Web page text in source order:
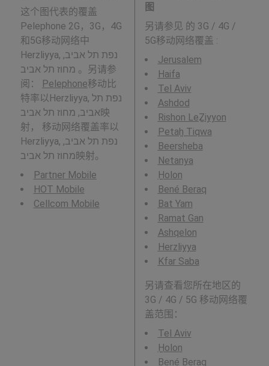
这个图代表的覆盖
Pelephone 2G，3G，4G
和5G移动网络中
Herzliyya, נפת תל אביב,
מחוז תל אביב 。另请参
阅：
Pelephone移动比
特率以Herzliyya, נפת תל
אביב, מחוז תל אביב映
射， 移动网络覆盖率以
Herzliyya, נפת תל אביב,
מחוז תל אביב映射。
Partner Mobile
HOT Mobile
Cellcom Mobile
图
另请参见 的 3G / 4G /
5G移动网络覆盖 :
Jerusalem
Haifa
Tel Aviv
Ashdod
Rishon LeẔiyyon
Petaẖ Tiqwa
Beersheba
Netanya
H̱olon
Bené Beraq
Bat Yam
Ramat Gan
Ashqelon
Herzliyya
Kfar Saba
另请查看您所在地区的
3G / 4G / 5G 移动网络覆
盖范围：
Tel Aviv
H̱olon
Bené Beraq